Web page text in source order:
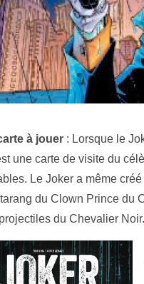
à jouer : Lorsque le
une carte de visite du
Le Joker a même
du Clown Prince du
du Chevalier Noir.